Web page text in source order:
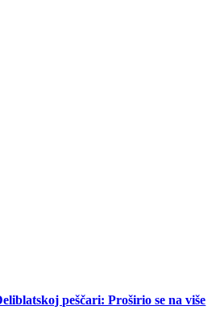
peščari: Proširio se na više